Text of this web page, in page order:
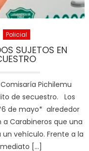
Policial
SUJETOS EN
Pichilemu
de secuestro. Los
de mayo* alrededor
a Carabineros que una
vehículo. Frente a la
[…]